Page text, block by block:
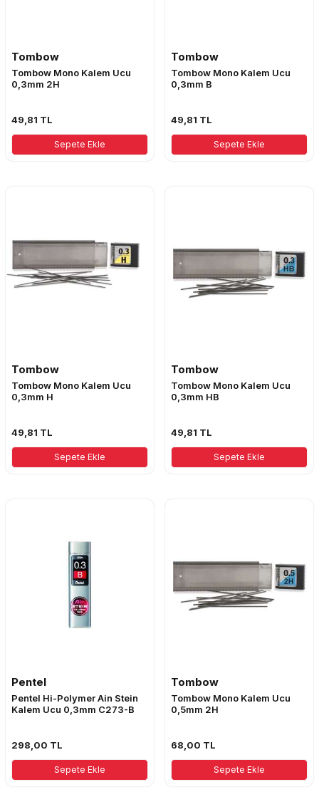
Tombow
Tombow Mono Kalem Ucu
0,3mm 2H
49,81 TL
Sepete Ekle
Tombow
Tombow Mono Kalem Ucu
0,3mm B
49,81 TL
Sepete Ekle
Tombow
Tombow Mono Kalem Ucu
0,3mm H
49,81 TL
Sepete Ekle
Tombow
Tombow Mono Kalem Ucu
0,3mm HB
49,81 TL
Sepete Ekle
Pentel
Pentel Hi-Polymer Ain Stein
Kalem Ucu 0,3mm C273-B
298,00 TL
Sepete Ekle
Tombow
Tombow Mono Kalem Ucu
0,5mm 2H
68,00 TL
Sepete Ekle